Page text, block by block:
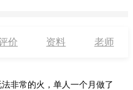
价 资料 老师
法非常的火，单人一个月做了